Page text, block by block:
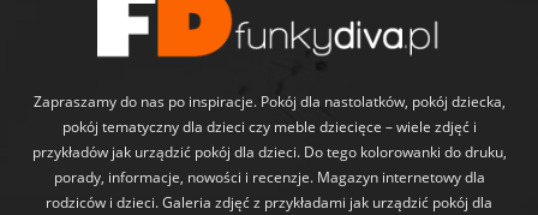
Zapraszamy do nas po inspiracje. Pokój dla nastolatków, pokój dziecka,
pokój tematyczny dla dzieci czy meble dziecięce – wiele zdjęć i
przykładów jak urządzić pokój dla dzieci. Do tego kolorowanki do druku,
porady, informacje, nowości i recenzje. Magazyn internetowy dla
rodziców i dzieci. Galeria zdjęć z przykładami jak urządzić pokój dla